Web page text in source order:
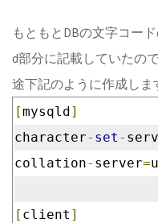
もともとDBの文字コー
d部分に記載していたの
途下記のように作成しま
[mysqld]
character- set -
collation- server=
[ client ]